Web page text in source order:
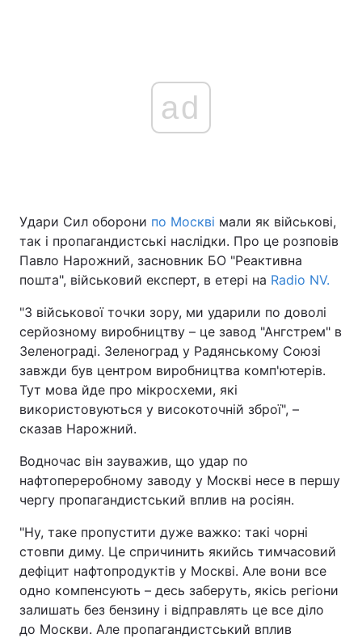
ad
Удари Сил оборони по Москві мали як військові,
так і пропагандистські наслідки. Про це розповів
Павло Нарожний, засновник БО "Реактивна
пошта", військовий експерт, в етері на Radio NV.
"З військової точки зору, ми ударили по доволі
серйозному виробництву – це завод "Ангстрем" в
Зеленограді. Зеленоград у Радянському Союзі
завжди був центром виробництва комп'ютерів.
Тут мова йде про мікросхеми, які
використовуються у високоточній зброї", –
сказав Нарожний.
Водночас він зауважив, що удар по
нафтопереробному заводу у Москві несе в першу
чергу пропагандистський вплив на росіян.
"Ну, таке пропустити дуже важко: такі чорні
стовпи диму. Це спричинить якийсь тимчасовий
дефіцит нафтопродуктів у Москві. Але вони все
одно компенсують – десь заберуть, якісь регіони
залишать без бензину і відправлять це все діло
до Москви. Але пропагандистський вплив